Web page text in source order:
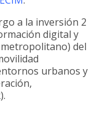
a la inversión 2
digital y
del
urbanos y